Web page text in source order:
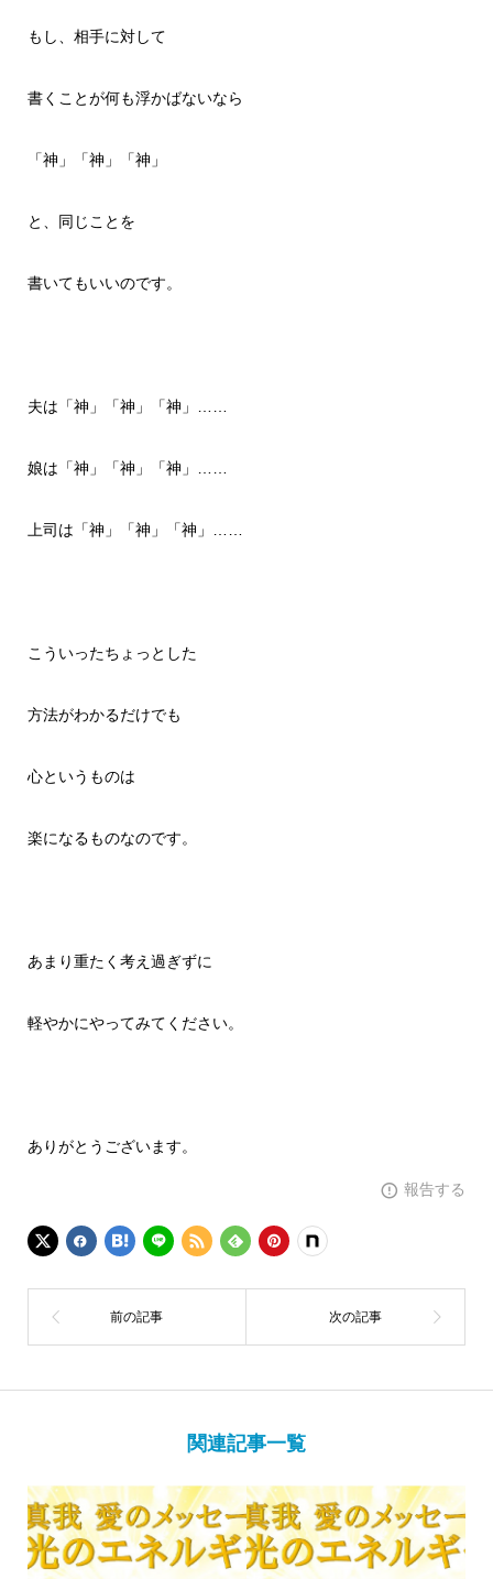
もし、相手に対して
書くことが何も浮かばないなら
「神」「神」「神」
と、同じことを
書いてもいいのです。
夫は「神」「神」「神」……
娘は「神」「神」「神」……
上司は「神」「神」「神」……
こういったちょっとした
方法がわかるだけでも
心というものは
楽になるものなのです。
あまり重たく考え過ぎずに
軽やかにやってみてください。
ありがとうございます。
報告する
関連記事一覧